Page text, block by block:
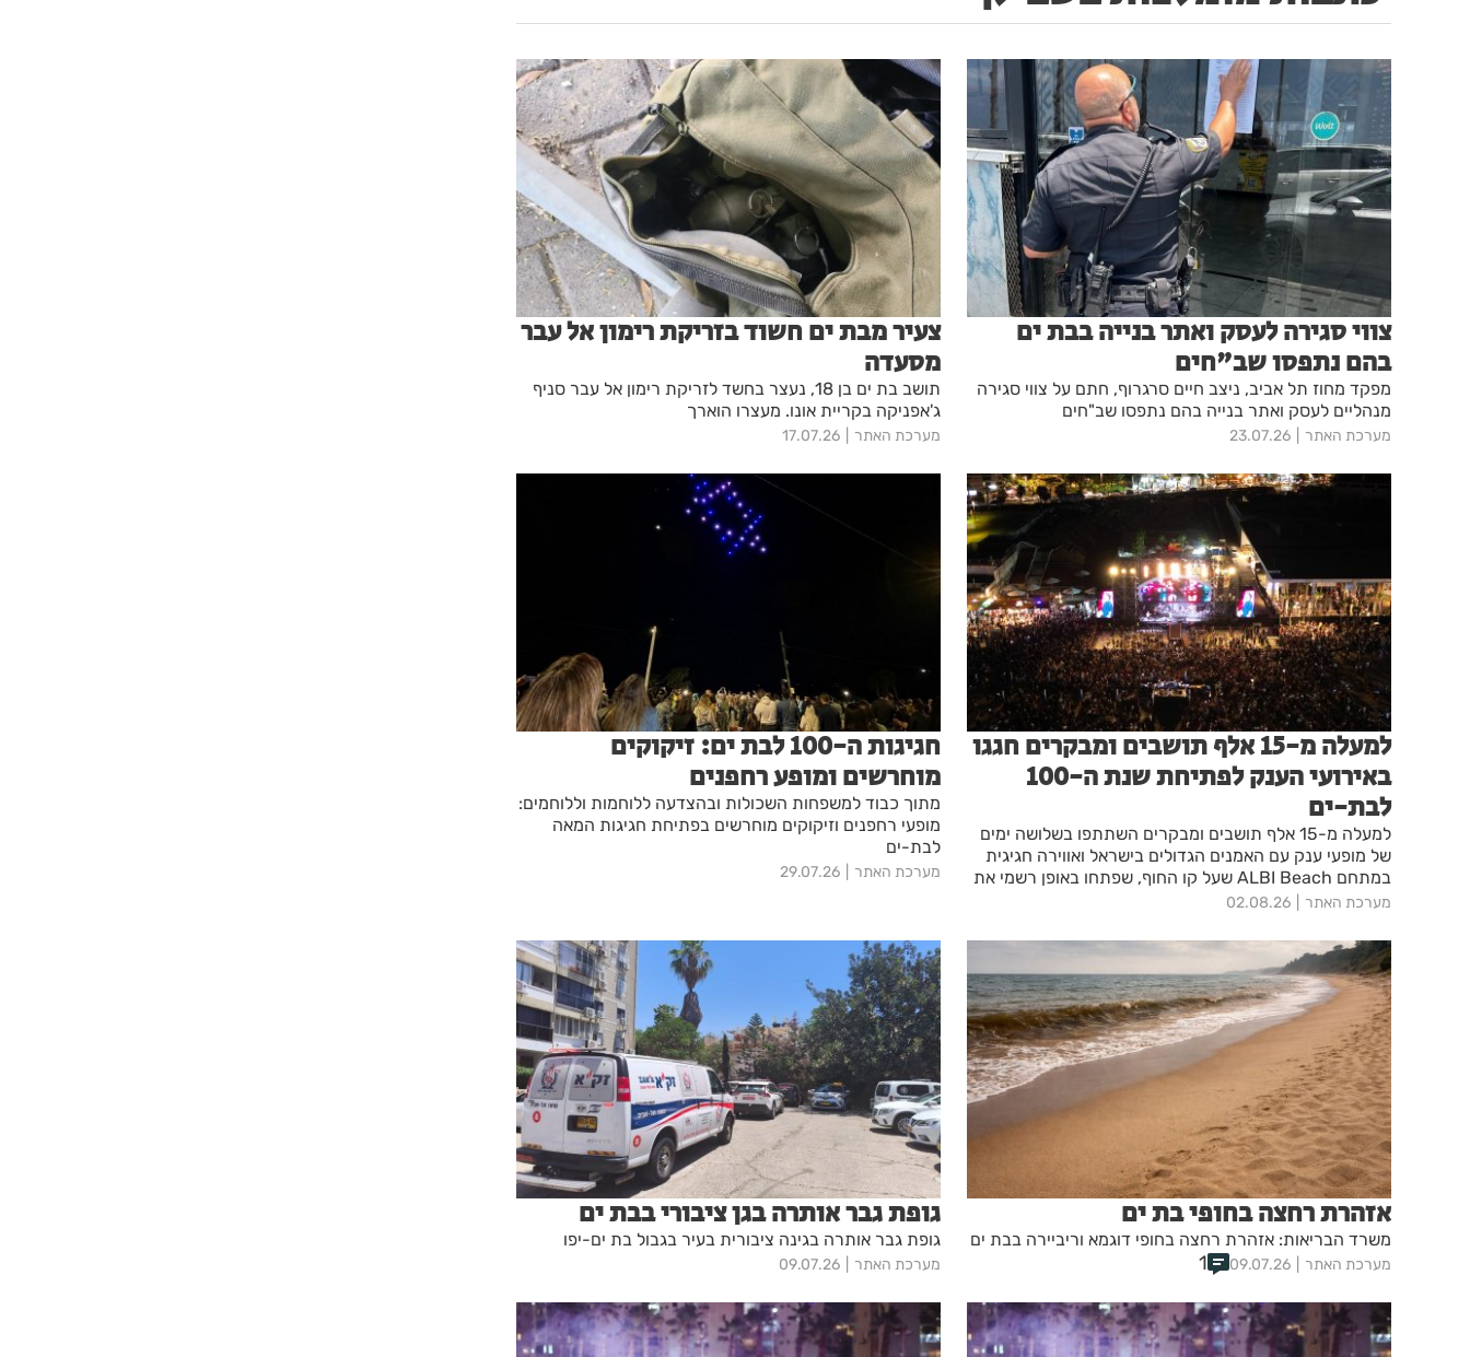
צווי סגירה לעסק ואתר בנייה בבת ים
בהם נתפסו שב"חים
מפקד מחוז תל אביב, ניצב חיים סרגרוף, חתם על צווי סגירה
מנהליים לעסק ואתר בנייה בהם נתפסו שב"חים
מערכת האתר 23.07.26
צעיר מבת ים חשוד בזריקת רימון אל עבר
מסעדה
תושב בת ים בן 18, נעצר בחשד לזריקת רימון אל עבר סניף
ג'אפניקה בקריית אונו. מעצרו הוארך
מערכת האתר 17.07.26
למעלה מ-15 אלף תושבים ומבקרים חגגו
באירועי הענק לפתיחת שנת ה-100
לבת-ים
למעלה מ-15 אלף תושבים ומבקרים השתתפו בשלושה ימים
של מופעי ענק עם האמנים הגדולים בישראל ואווירה חגיגית
במתחם ALBI Beach שעל קו החוף, שפתחו באופן רשמי את
חגיגות המאה לעיר.
מערכת האתר 02.08.26
חגיגות ה-100 לבת ים: זיקוקים
מוחרשים ומופע רחפנים
מתוך כבוד למשפחות השכולות ובהצדעה ללוחמות וללוחמים:
מופעי רחפנים וזיקוקים מוחרשים בפתיחת חגיגות המאה
לבת-ים
מערכת האתר 29.07.26
אזהרת רחצה בחופי בת ים
משרד הבריאות: אזהרת רחצה בחופי דוגמא וריביירה בבת ים
מערכת האתר 09.07.26
1
גופת גבר אותרה בגן ציבורי בבת ים
גופת גבר אותרה בגינה ציבורית בעיר בגבול בת ים-יפו
מערכת האתר 09.07.26